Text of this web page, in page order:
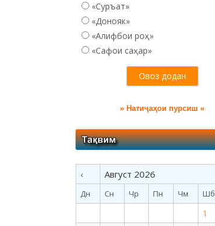
«Суръат»
«Донояк»
«Алифбои роҳ»
«Сафои саҳар»
» Натиҷаҳои пурсиш «
‹ Август 2026
Дн Сн Чр Пн Чм Шб
1